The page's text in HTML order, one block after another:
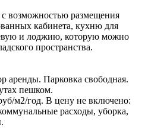
возможностью размещения
кабинета, кухню для
и лоджию, которую можно
пространства.
аренды. Парковка свободная.
пешком.
м2/год. В цену не включено:
расходы, уборка,